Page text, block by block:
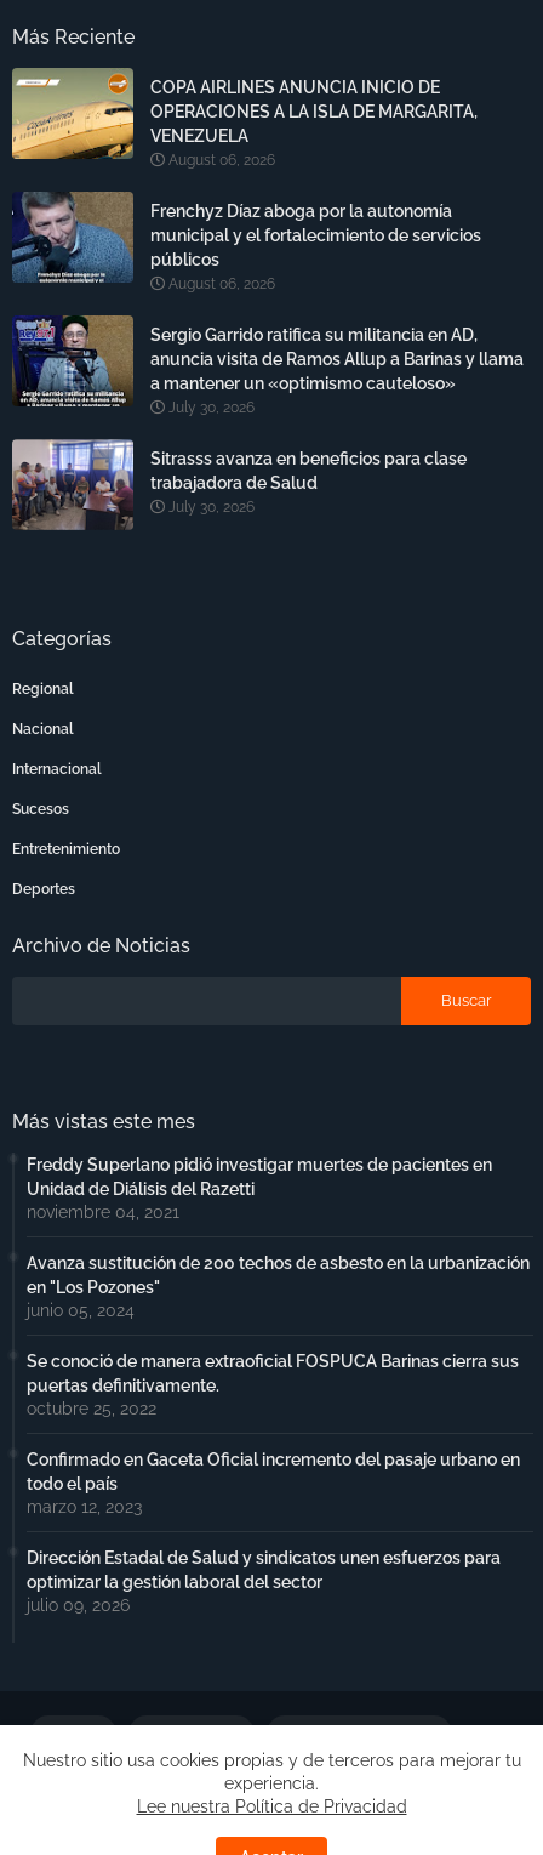
Más Reciente
COPA AIRLINES ANUNCIA INICIO DE
OPERACIONES A LA ISLA DE MARGARITA,
VENEZUELA
August 06, 2026
Frenchyz Díaz aboga por la autonomía
municipal y el fortalecimiento de servicios
públicos
August 06, 2026
Sergio Garrido ratifica su militancia en AD,
anuncia visita de Ramos Allup a Barinas y llama
a mantener un «optimismo cauteloso»
July 30, 2026
Sitrasss avanza en beneficios para clase
trabajadora de Salud
July 30, 2026
Categorías
Regional
Nacional
Internacional
Sucesos
Entretenimiento
Deportes
Archivo de Noticias
Más vistas este mes
Freddy Superlano pidió investigar muertes de pacientes en
Unidad de Diálisis del Razetti
noviembre 04, 2021
Avanza sustitución de 200 techos de asbesto en la urbanización
en "Los Pozones"
junio 05, 2024
Se conoció de manera extraoficial FOSPUCA Barinas cierra sus
puertas definitivamente.
octubre 25, 2022
Confirmado en Gaceta Oficial incremento del pasaje urbano en
todo el país
marzo 12, 2023
Dirección Estadal de Salud y sindicatos unen esfuerzos para
optimizar la gestión laboral del sector
julio 09, 2026
Free Blogger Templates | Desarrollado por
Nuestro sitio usa cookies propias y de terceros para mejorar tu
experiencia.
Lee nuestra Política de Privacidad